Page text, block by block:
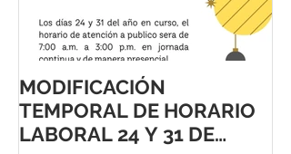
MODIFICACIÓN
TEMPORAL DE HORARIO
LABORAL 24 Y 31 DE